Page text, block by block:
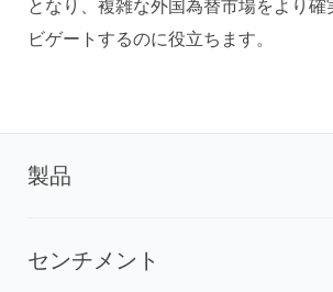
となり、複雑な外国為替市場をより確
ビゲートするのに役立ちます。
製品
センチメント